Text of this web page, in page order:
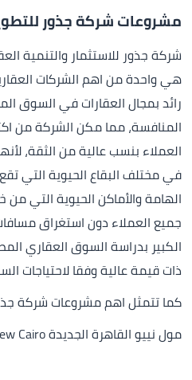
مشروعات شركة جذور
هي واحدة من اهم الشركات
رائد بمجال العقارات في السوق
المنافسة، مما مكن الشركة من
العملاء بنسب عالية من الثقة،
في مختلف البقاع الحيوية التي
الهامة والأماكن الحيوية التي
جميع العملاء دون استغراق
الكبير بدراسة السوق العقاري
ذات قيمة عالية وفقا لاحتياجات
كما تتمثل اهم مشروعات شركة
مول نييو القاهرة الجديدة Neo New Cairo.